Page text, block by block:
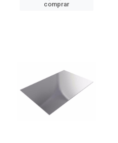
comprar